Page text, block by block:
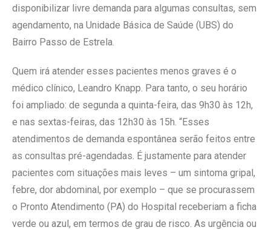
disponibilizar livre demanda para algumas consultas, sem
agendamento, na Unidade Básica de Saúde (UBS) do
Bairro Passo de Estrela.
Quem irá atender esses pacientes menos graves é o
médico clínico, Leandro Knapp. Para tanto, o seu horário
foi ampliado: de segunda a quinta-feira, das 9h30 às 12h,
e nas sextas-feiras, das 12h30 às 15h. “Esses
atendimentos de demanda espontânea serão feitos entre
as consultas pré-agendadas. É justamente para atender
pacientes com situações mais leves – um sintoma gripal,
febre, dor abdominal, por exemplo – que se procurassem
o Pronto Atendimento (PA) do Hospital receberiam a ficha
verde ou azul, em termos de grau de risco. As urgência ou